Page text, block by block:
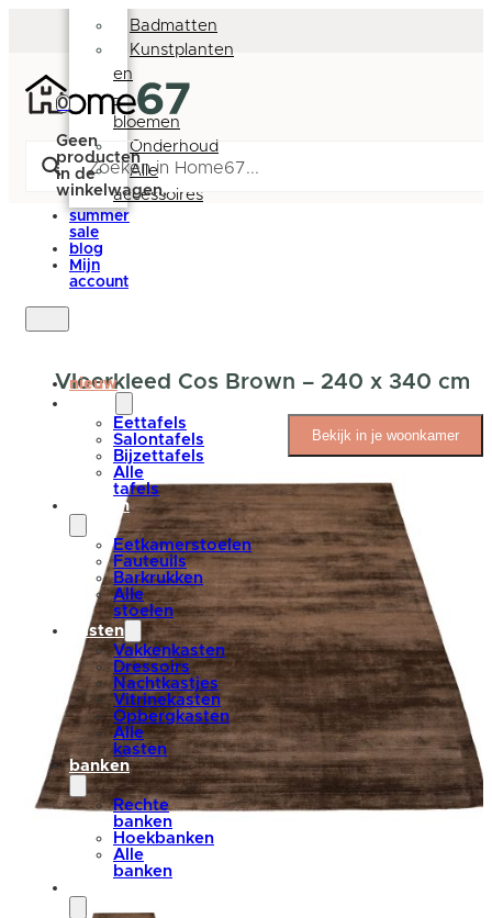
0
Geen
producten
in de
winkelwagen.
Badmatten
Kunstplanten
en
-
bloemen
Onderhoud
Alle
accessoires
summer
sale
blog
Mijn
account
nieuw
Eettafels
Salontafels
Bijzettafels
Alle
tafels
stoelen
Eetkamerstoelen
Fauteuils
Barkrukken
Alle
stoelen
kasten
Vakkenkasten
Dressoirs
Nachtkastjes
Vitrinekasten
Opbergkasten
Alle
kasten
banken
Rechte
banken
Hoekbanken
Alle
banken
Vloerkleed Cos Brown – 240 x 340 cm
Bekijk in je woonkamer